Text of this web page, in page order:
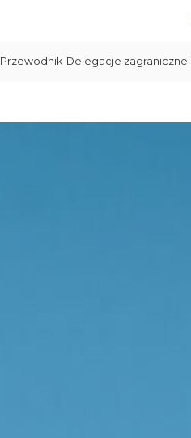
Przewodnik Delegacje zagraniczne